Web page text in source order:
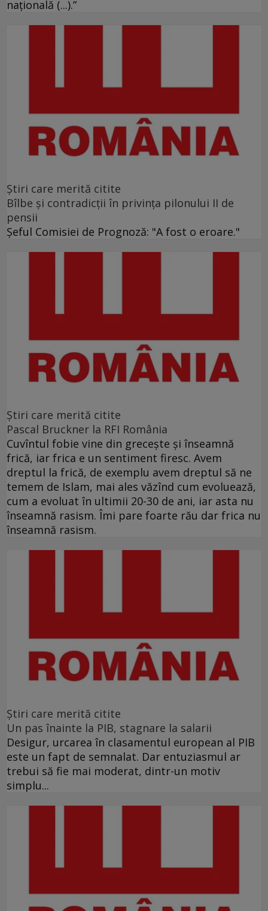
naţională (...).”
Ştiri care merită citite
Bîlbe și contradicții în privința pilonului II de
pensii
Șeful Comisiei de Prognoză: "A fost o eroare."
Ştiri care merită citite
Pascal Bruckner la RFI România
Cuvîntul fobie vine din grecește și înseamnă
frică, iar frica e un sentiment firesc. Avem
dreptul la frică, de exemplu avem dreptul să ne
temem de Islam, mai ales văzînd cum evoluează,
cum a evoluat în ultimii 20-30 de ani, iar asta nu
înseamnă rasism. Îmi pare foarte rău dar frica nu
înseamnă rasism.
Ştiri care merită citite
Un pas înainte la PIB, stagnare la salarii
Desigur, urcarea în clasamentul european al PIB
este un fapt de semnalat. Dar entuziasmul ar
trebui să fie mai moderat, dintr-un motiv
simplu...